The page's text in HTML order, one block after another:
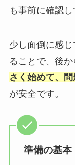
も事前に確認
少し面倒に感
ることで、後
さく始めて、
が安全です。
準備の基本